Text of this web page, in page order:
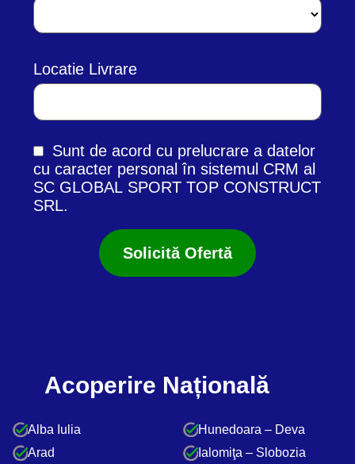
Locatie Livrare
Sunt de acord cu prelucrare a datelor
cu caracter personal în sistemul CRM al
SC GLOBAL SPORT TOP CONSTRUCT
SRL.
Acoperire Națională
Alba Iulia
Arad
Hunedoara – Deva
Ialomiţa – Slobozia